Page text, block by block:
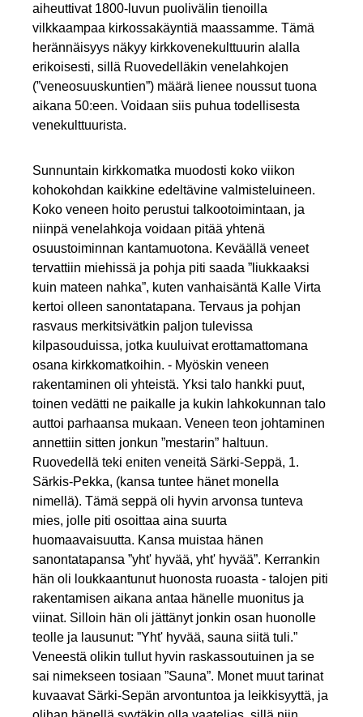
aiheuttivat 1800-luvun puolivälin tienoilla
vilkkaampaa kirkossakäyntiä maassamme. Tämä
herännäisyys näkyy kirkkovenekulttuurin alalla
erikoisesti, sillä Ruovedelläkin venelahkojen
(”veneosuuskuntien”) määrä lienee noussut tuona
aikana 50:een. Voidaan siis puhua todellisesta
venekulttuurista.
Sunnuntain kirkkomatka muodosti koko viikon
kohokohdan kaikkine edeltävine valmisteluineen.
Koko veneen hoito perustui talkootoimintaan, ja
niinpä venelahkoja voidaan pitää yhtenä
osuustoiminnan kantamuotona. Keväällä veneet
tervattiin miehissä ja pohja piti saada ”liukkaaksi
kuin mateen nahka”, kuten vanhaisäntä Kalle Virta
kertoi olleen sanontatapana. Tervaus ja pohjan
rasvaus merkitsivätkin paljon tulevissa
kilpasouduissa, jotka kuuluivat erottamattomana
osana kirkkomatkoihin. - Myöskin veneen
rakentaminen oli yhteistä. Yksi talo hankki puut,
toinen vedätti ne paikalle ja kukin lahkokunnan talo
auttoi parhaansa mukaan. Veneen teon johtaminen
annettiin sitten jonkun ”mestarin” haltuun.
Ruovedellä teki eniten veneitä Särki-Seppä, 1.
Särkis-Pekka, (kansa tuntee hänet monella
nimellä). Tämä seppä oli hyvin arvonsa tunteva
mies, jolle piti osoittaa aina suurta
huomaavaisuutta. Kansa muistaa hänen
sanontatapansa ”yht' hyvää, yht' hyvää”. Kerrankin
hän oli loukkaantunut huonosta ruoasta - talojen piti
rakentamisen aikana antaa hänelle muonitus ja
viinat. Silloin hän oli jättänyt jonkin osan huonolle
teolle ja lausunut: ”Yht' hyvää, sauna siitä tuli.”
Veneestä olikin tullut hyvin raskassoutuinen ja se
sai nimekseen tosiaan ”Sauna”. Monet muut tarinat
kuvaavat Särki-Sepän arvontuntoa ja leikkisyyttä, ja